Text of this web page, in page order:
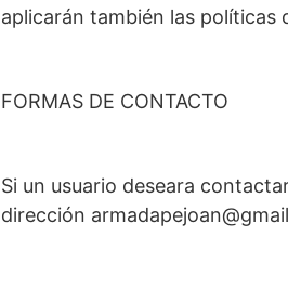
aplicarán también las políticas
FORMAS DE CONTACTO
Si un usuario deseara
dirección